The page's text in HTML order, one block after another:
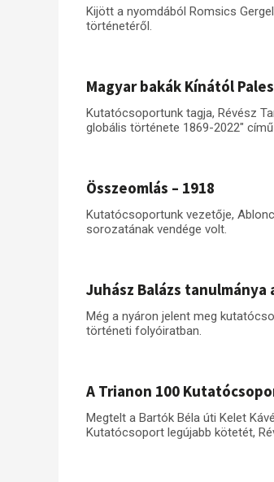
Kijött a nyomdából Romsics
történetéről.
Magyar bakák Kínától
Kutatócsoportunk tagja, Révész
globális története 1869-2022"
Összeomlás – 1918
Kutatócsoportunk vezetője,
sorozatának vendége volt.
Juhász Balázs
Még a nyáron jelent meg
történeti folyóiratban.
A Trianon 100
Megtelt a Bartók Béla úti Kelet
Kutatócsoport legújabb kötetét,